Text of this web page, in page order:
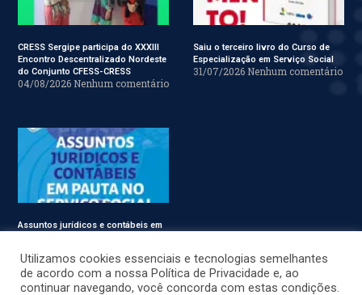
CRESS Sergipe participa do XXXIII
Encontro Descentralizado Nordeste
do Conjunto CFESS-CRESS
04/08/2026 Nenhum comentário
Saiu o terceiro livro do Curso de
Especialização em Serviço Social
31/07/2026 Nenhum comentário
Assuntos jurídicos e contábeis em
Utilizamos cookies essenciais e tecnologias semelhantes
de acordo com a nossa Política de Privacidade e, ao
continuar navegando, você concorda com estas condições.